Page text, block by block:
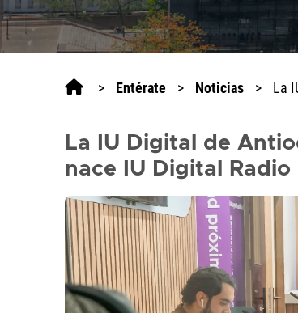
> Entérate > Noticias > La
La IU Digital de
nace IU Digital